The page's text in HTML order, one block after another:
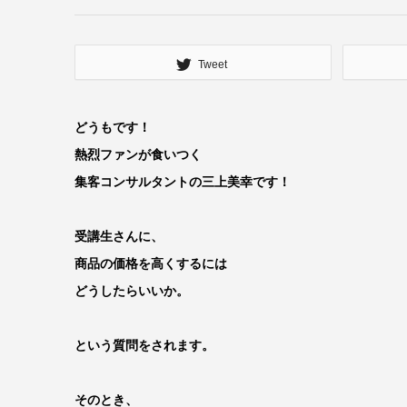
Tweet
どうもです！
熱烈ファンが食いつく
集客コンサルタントの三上美幸です！
受講生さんに、
商品の価格を高くするには
どうしたらいいか。
という質問をされます。
そのとき、